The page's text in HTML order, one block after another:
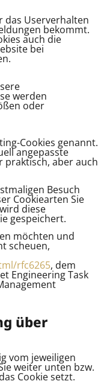
das Userverhalten
bekommt.
auch die
bei
werden
oder
Cookies genannt.
angepasste
praktisch, aber auch
Besuch
Cookiearten Sie
diese
gespeichert.
möchten und
scheuen,
rfc6265, dem
Engineering Task
über
vom jeweiligen
weiter unten bzw.
Cookie setzt.